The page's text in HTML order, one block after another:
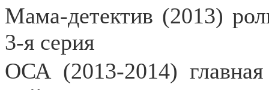
Мама-детектив (2013)
3-я серия
ОСА (2013-2014)